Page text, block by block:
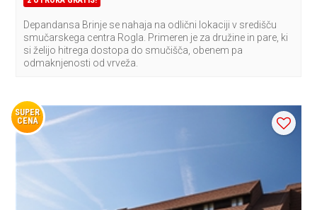
Depandansa Brinje se nahaja na odlični lokaciji v središču
smučarskega centra Rogla. Primeren je za družine in pare, ki
si želijo hitrega dostopa do smučišča, obenem pa
odmaknjenosti od vrveža.
SUPER
CENA